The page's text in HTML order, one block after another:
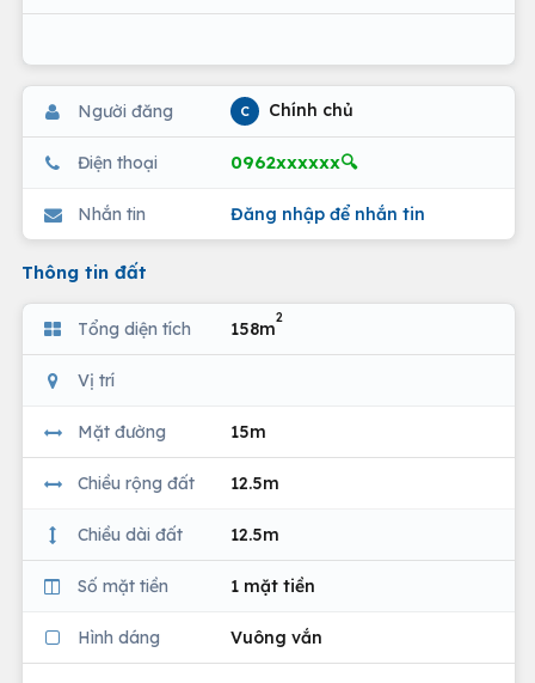
Người đăng C Chính chủ
Điện thoại 0962xxxxxx🔍
Nhắn tin Đăng nhập để nhắn tin
Thông tin đất
Tổng diện tích 158m
2
Vị trí
Mặt đường 15m
Chiều rộng đất 12.5m
Chiều dài đất 12.5m
Số mặt tiền 1 mặt tiền
Hình dáng Vuông vắn